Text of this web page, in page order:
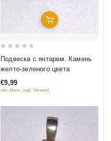
Добавить В Корзину
out
5
Подвеска с янтарем. Камень
желто-зеленого цвета
€9,99
inkl. Mwst., zzgl. Versand